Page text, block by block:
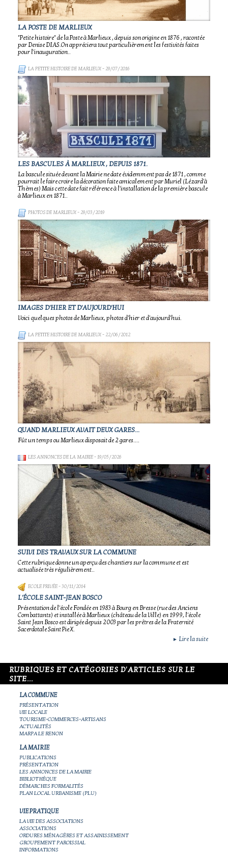
LA POSTE DE MARLIEUX
"Petite histoire" de la Poste à Marlieux , depuis son origine en 1876 , racontée
par Denise DIAS.On appréciera tout particulièrement les festivités faites
pour l'inauguration..
LA PETITE HISTOIRE DE MARLIEUX- 29/07/2016
LES BASCULES À MARLIEUX , DEPUIS 1871.
La bascule située devant la Mairie ne date évidemment pas de 1871 , comme
pourrait le faire croire la décoration faite amicalement par Muriel (Lézard'à
Thèmes) Mais cette date fait référence à l'installation de la première bascule
à Marlieux en 1871..
PHOTOS DE MARLIEUX- 29/03/2019
IMAGES D'HIER ET D'AUJOURD'HUI
Voici quelques photos de Marlieux, photos d'hier et d'aujourd'hui.
LA PETITE HISTOIRE DE MARLIEUX- 22/06/2012
QUAND MARLIEUX AVAIT DEUX GARES...
Fût un temps ou Marlieux disposait de 2 gares....
LES ANNONCES DE LA MAIRIE- 19/05/2026
SUIVI DES TRAVAUX SUR LA COMMUNE
Cette rubrique donne un aperçu des chantiers sur la commune et est
actualisée très régulièrement..
ECOLE PRIVÉE- 30/11/2014
L'ÉCOLE SAINT-JEAN BOSCO
Présentation de l'école Fondée en 1983 à Bourg en Bresse (rue des Anciens
Combattants) et installée à Marlieux (château de la Ville) en 1999, l'école
Saint Jean Bosco est dirigée depuis 2003 par les prêtres de la Fraternité
Sacerdotale Saint Pie X.
► Lire la suite
RUBRIQUES ET CATÉGORIES D'ARTICLES SUR LE
SITE...
LA COMMUNE
PRÉSENTATION
VIE LOCALE
TOURISME-COMMERCES-ARTISANS
ACTUALITÉS
MARPA LE RENON
LA MAIRIE
PUBLICATIONS
PRÉSENTATION
LES ANNONCES DE LA MAIRIE
BIBLIOTHÈQUE
DÉMARCHES FORMALITÉS
PLAN LOCAL URBANISME (PLU)
VIE PRATIQUE
LA VIE DES ASSOCIATIONS
ASSOCIATIONS
ORDURES MÉNAGÈRES ET ASSAINISSEMENT
GROUPEMENT PAROISSIAL
INFORMATIONS